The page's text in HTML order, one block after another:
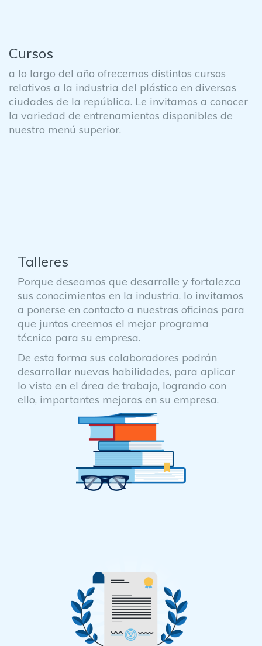
Cursos
a lo largo del año ofrecemos distintos cursos
relativos a la industria del plástico en diversas
ciudades de la república. Le invitamos a conocer
la variedad de entrenamientos disponibles de
nuestro menú superior.
Talleres
Porque deseamos que desarrolle y fortalezca
sus conocimientos en la industria, lo invitamos
a ponerse en contacto a nuestras oficinas para
que juntos creemos el mejor programa
técnico para su empresa.
De esta forma sus colaboradores podrán
desarrollar nuevas habilidades, para aplicar
lo visto en el área de trabajo, logrando con
ello, importantes mejoras en su empresa.